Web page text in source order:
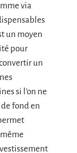
via
un moyen
pour
un
si l’on ne
fond en